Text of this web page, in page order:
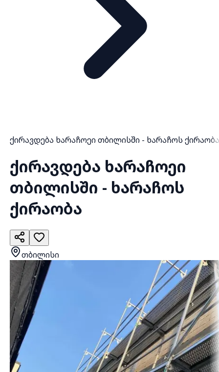
ქირავდება ხარაჩოეი თბილისში - ხარაჩოს ქირაობა
ქირავდება ხარაჩოეი
თბილისში - ხარაჩოს
ქირაობა
თბილისი